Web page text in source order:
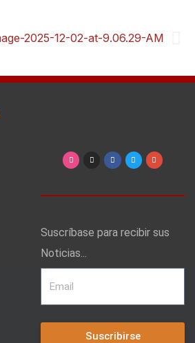
Suscríbase para recibir sus
Noticias...
Suscribirse